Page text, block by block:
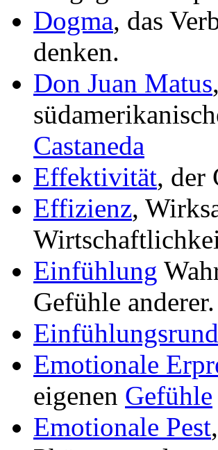
Dogma, das
denken.
Don Juan Matus
Castaneda
Effektivität, der
Effizienz,
Einfühlung
Gefühle anderer.
Emotionale
eigenen Gefühle
Emotionale Pest